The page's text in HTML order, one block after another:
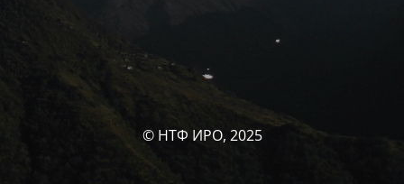
© НТФ ИРО, 2025